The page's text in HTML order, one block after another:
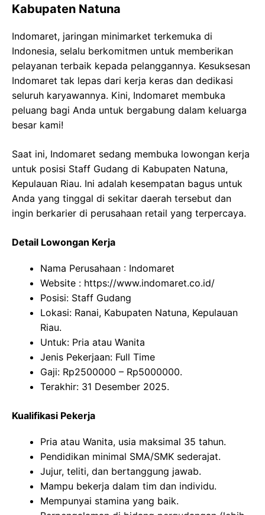
Kabupaten Natuna
Indomaret, jaringan minimarket terkemuka di
Indonesia, selalu berkomitmen untuk memberikan
pelayanan terbaik kepada pelanggannya. Kesuksesan
Indomaret tak lepas dari kerja keras dan dedikasi
seluruh karyawannya. Kini, Indomaret membuka
peluang bagi Anda untuk bergabung dalam keluarga
besar kami!
Saat ini, Indomaret sedang membuka lowongan kerja
untuk posisi Staff Gudang di Kabupaten Natuna,
Kepulauan Riau. Ini adalah kesempatan bagus untuk
Anda yang tinggal di sekitar daerah tersebut dan
ingin berkarier di perusahaan retail yang terpercaya.
Detail Lowongan Kerja
Nama Perusahaan : Indomaret
Website : https://www.indomaret.co.id/
Posisi: Staff Gudang
Lokasi: Ranai, Kabupaten Natuna, Kepulauan
Riau.
Untuk: Pria atau Wanita
Jenis Pekerjaan: Full Time
Gaji: Rp2500000 – Rp5000000.
Terakhir: 31 Desember 2025.
Kualifikasi Pekerja
Pria atau Wanita, usia maksimal 35 tahun.
Pendidikan minimal SMA/SMK sederajat.
Jujur, teliti, dan bertanggung jawab.
Mampu bekerja dalam tim dan individu.
Mempunyai stamina yang baik.